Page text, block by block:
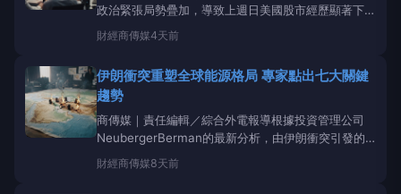
政治緊張局勢疊加，導致上週日美國股市經歷顯著下
跌，主要股指道瓊工業平均指數、納斯達克綜合指數及
標普500指數均呈現重挫。國際油價飆升是主要導火
州原油（WTI）也攀升至每桶逾92美元，雙雙創
財經商傳媒4天前
伊朗衝突重塑全球能源格局 專家點出七大關鍵
趨勢
商傳媒｜責任編輯／綜合外電報導根據投資管理公司
NeubergerBerman的最新分析，由伊朗衝突引發的
地緣政治動盪，已促使全球重新評估能源安全與供應，
並正形塑後疫情時代的
財經商傳媒8天前